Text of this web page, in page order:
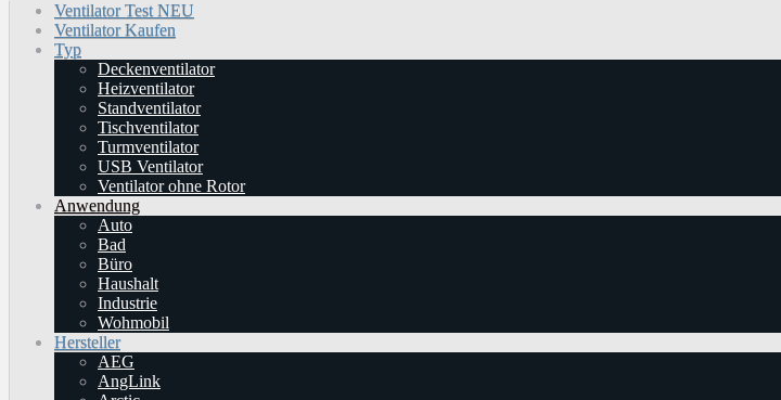
Ventilator Test NEU
Ventilator Kaufen
Typ
Deckenventilator
Heizventilator
Standventilator
Tischventilator
Turmventilator
USB Ventilator
Ventilator ohne Rotor
Anwendung
Auto
Bad
Büro
Haushalt
Industrie
Wohmobil
Hersteller
AEG
AngLink